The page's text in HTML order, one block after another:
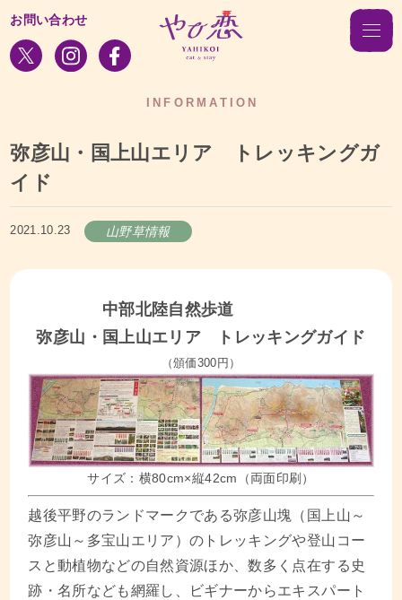
お問い合わせ
INFORMATION
弥彦山・国上山エリア トレッキングガ
イド
2021.10.23 山野草情報
中部北陸自然歩道
弥彦山・国上山エリア
トレッキングガイド
（頒価300円）
サイズ：横80cm×縦42cm（両面印刷）
越後平野のランドマークである弥彦山塊（国上山～
弥彦山～多宝山エリア）のトレッキングや登山コー
スと動植物などの自然資源ほか、数多く点在する史
跡・名所なども網羅し、ビギナーからエキスパート